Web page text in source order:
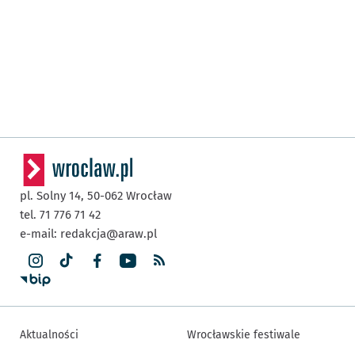
pl. Solny 14, 50-062 Wrocław
tel. 71 776 71 42
e-mail: redakcja@araw.pl
Aktualności Wrocławskie festiwale